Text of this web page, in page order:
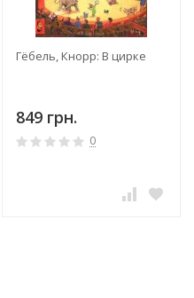
Гёбель, Кнорр: В цирке
849 грн.
0